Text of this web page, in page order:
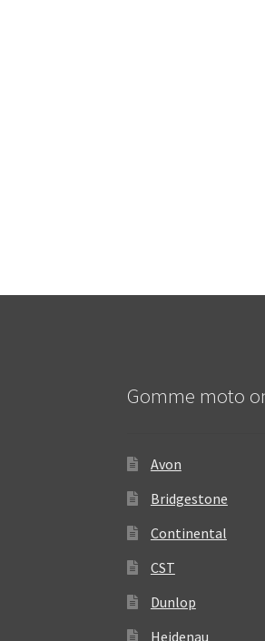
Gomme moto
Avon
Bridgestone
Continental
CST
Dunlop
Heidenau